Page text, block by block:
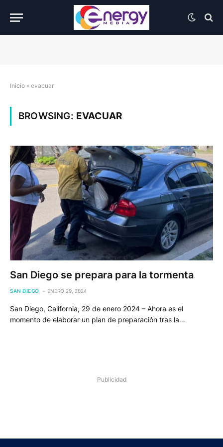
Inicio » evacuar
BROWSING: EVACUAR
San Diego se prepara para la tormenta
SAN DIEGO ENERO 29, 2024
San Diego, California, 29 de enero 2024 – Ahora es el
momento de elaborar un plan de preparación tras la…
Publicidad